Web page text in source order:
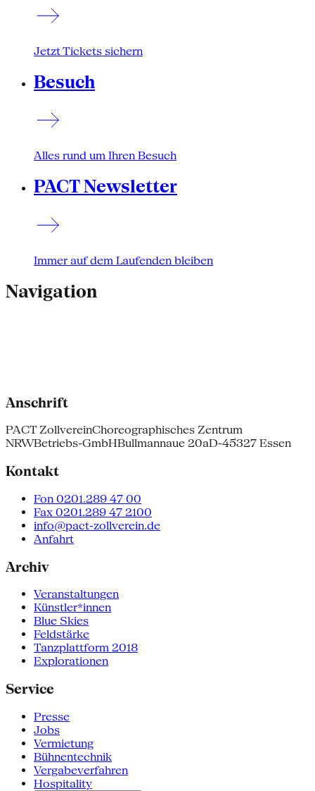
Jetzt Tickets sichern
Besuch
Alles rund um Ihren Besuch
PACT Newsletter
Immer auf dem Laufenden bleiben
Navigation
Anschrift
PACT ZollvereinChoreographisches Zentrum
NRWBetriebs-GmbHBullmannaue 20aD-45327 Essen
Kontakt
Fon 0201.289 47 00
Fax 0201.289 47 2100
info@pact-zollverein.de
Anfahrt
Archiv
Veranstaltungen
Künstler*innen
Blue Skies
Feldstärke
Tanzplattform 2018
Explorationen
Service
Presse
Jobs
Vermietung
Bühnentechnik
Vergabeverfahren
Hospitality